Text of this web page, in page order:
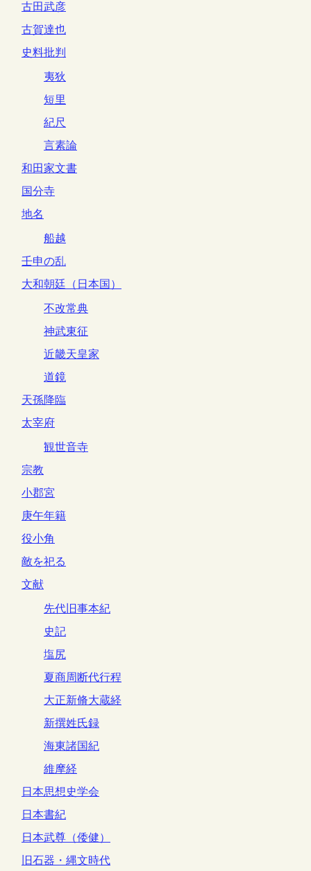
古田武彦
古賀達也
史料批判
夷狄
短里
紀尺
言素論
和田家文書
国分寺
地名
船越
壬申の乱
大和朝廷（日本国）
不改常典
神武東征
近畿天皇家
道鏡
天孫降臨
太宰府
観世音寺
宗教
小郡宮
庚午年籍
役小角
敵を祀る
文献
先代旧事本紀
史記
塩尻
夏商周断代行程
大正新脩大蔵経
新撰姓氏録
海東諸国紀
維摩経
日本思想史学会
日本書紀
日本武尊（倭健）
旧石器・縄文時代